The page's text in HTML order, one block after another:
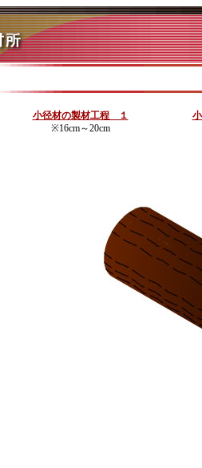
小径材の製材工程 １
※16cm～20cm